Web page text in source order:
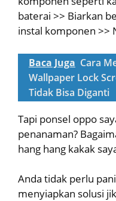
baterai >> Biarkan
instal komponen >>
Baca Juga Cara
Wallpaper Lock
Tidak Bisa Diganti
Tapi ponsel oppo
penanaman?
hang hang kakak
Anda tidak perlu
menyiapkan solusi